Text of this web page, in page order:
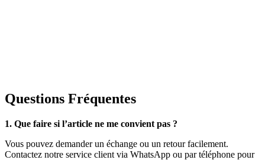
Questions Fréquentes
1. Que faire si l’article ne me convient pas ?
Vous pouvez demander un échange ou un retour facilement.
Contactez notre service client via WhatsApp ou par téléphone pour